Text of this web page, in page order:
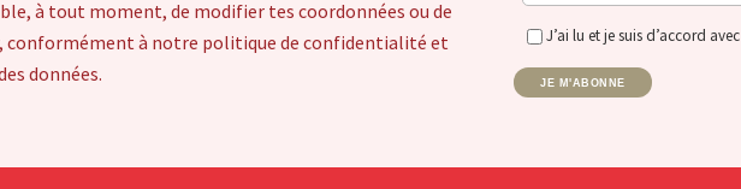
à tout moment, de modifier tes coordonnées ou de
conformément à notre politique de confidentialité et
données.
J’ai lu et je suis d’accord avec
JE M'ABONNE